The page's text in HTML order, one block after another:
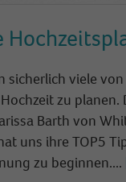
sicherlich viele
zu planen.
Barth von
uns ihre TOP5
zu beginnen....